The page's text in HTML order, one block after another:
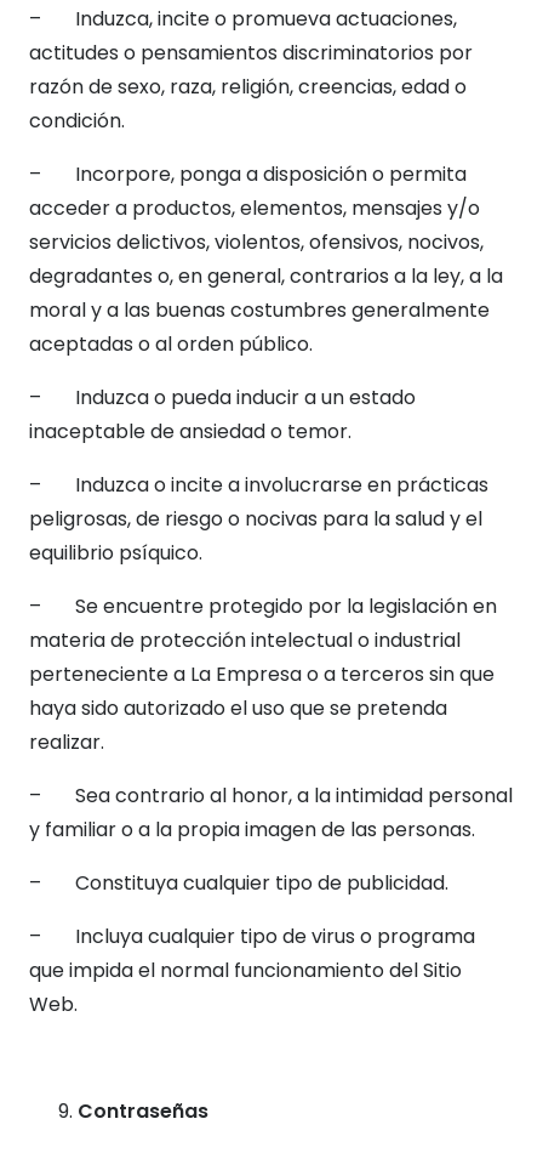
– Induzca, incite o promueva actuaciones,
actitudes o pensamientos discriminatorios por
razón de sexo, raza, religión, creencias, edad o
condición.
– Incorpore, ponga a disposición o permita
acceder a productos, elementos, mensajes y/o
servicios delictivos, violentos, ofensivos, nocivos,
degradantes o, en general, contrarios a la ley, a la
moral y a las buenas costumbres generalmente
aceptadas o al orden público.
– Induzca o pueda inducir a un estado
inaceptable de ansiedad o temor.
– Induzca o incite a involucrarse en prácticas
peligrosas, de riesgo o nocivas para la salud y el
equilibrio psíquico.
– Se encuentre protegido por la legislación en
materia de protección intelectual o industrial
perteneciente a La Empresa o a terceros sin que
haya sido autorizado el uso que se pretenda
realizar.
– Sea contrario al honor, a la intimidad personal
y familiar o a la propia imagen de las personas.
– Constituya cualquier tipo de publicidad.
– Incluya cualquier tipo de virus o programa
que impida el normal funcionamiento del Sitio
Web.
Contraseñas